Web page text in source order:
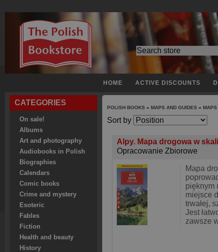
HOME ACTIVE DISCOUNTS
CATEGORIES
On sale!
Albums
Art and photography
Audiobooks in Polish
Biographies
Calendars
Comic books
Crime and mystery
Esoteric
Fables
Fiction
Health and beauty
History
POLISH BOOKS » MAPS AND GUIDES » MAPS
Sort by
Alpy. Mapa drogowa w
Opracowanie Zbiorowe
Mapa
pięknym
miejsce
trwałej,
Jest
zawsze